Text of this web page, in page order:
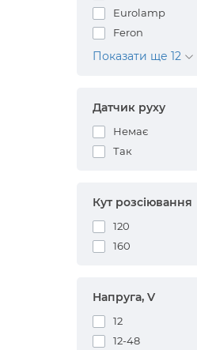
Eurolamp
Feron
Показати ще 12
Датчик руху
Немає
Так
Кут розсіювання
120
160
Напруга, V
12
12-48